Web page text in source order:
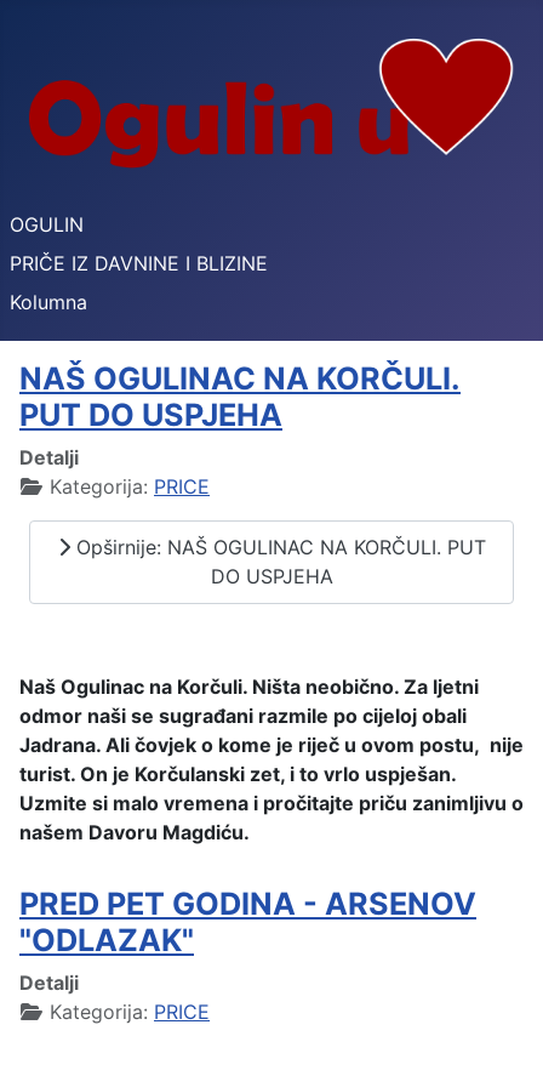
OGULIN
PRIČE IZ DAVNINE I BLIZINE
Kolumna
NAŠ OGULINAC NA KORČULI.
PUT DO USPJEHA
Detalji
Kategorija: PRICE
Opširnije: NAŠ OGULINAC NA KORČULI. PUT
DO USPJEHA
Naš Ogulinac na Korčuli. Ništa neobično. Za ljetni
odmor naši se sugrađani razmile po cijeloj obali
Jadrana. Ali čovjek o kome je riječ u ovom postu, nije
turist. On je Korčulanski zet, i to vrlo uspješan.
Uzmite si malo vremena i pročitajte priču zanimljivu o
našem Davoru Magdiću.
PRED PET GODINA - ARSENOV
"ODLAZAK"
Detalji
Kategorija: PRICE